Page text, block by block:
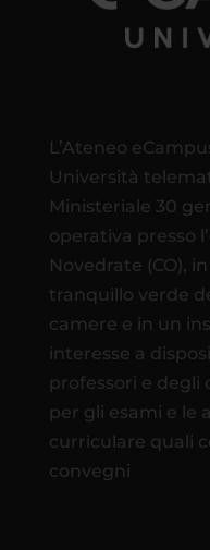
L’Ateneo
Università
Ministeriale 30
operativa presso
Novedrate (CO),
tranquillo verde
camere e in un
interesse a
professori e degli
per gli esami e
curriculare quali
convegni